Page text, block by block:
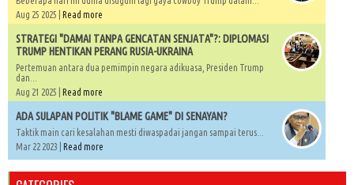
Aug 25 2025 | Read more
STRATEGI "DAMAI TANPA GENCATAN SENJATA"?: DIPLOMASI
TRUMP HENTIKAN PERANG RUSIA-UKRAINA
Pertemuan antara dua pemimpin negara adikuasa, Presiden Trump
dan...
Aug 21 2025 | Read more
ADA SULAPAN POLITIK "BLAME GAME" DI SENAYAN?
Taktik main cari kesalahan mesti diwaspadai jangan sampai terus...
Mar 22 2023 | Read more